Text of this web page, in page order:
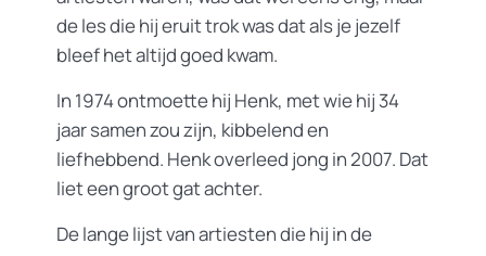
de les die hij eruit trok was dat als je jezelf
bleef het altijd goed kwam.
In 1974 ontmoette hij Henk, met wie hij 34
jaar samen zou zijn, kibbelend en
liefhebbend. Henk overleed jong in 2007. Dat
liet een groot gat achter.
De lange lijst van artiesten die hij in de